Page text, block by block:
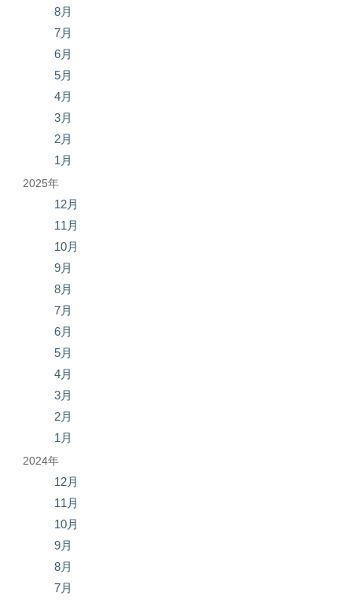
8月
7月
6月
5月
4月
3月
2月
1月
2025年
12月
11月
10月
9月
8月
7月
6月
5月
4月
3月
2月
1月
2024年
12月
11月
10月
9月
8月
7月